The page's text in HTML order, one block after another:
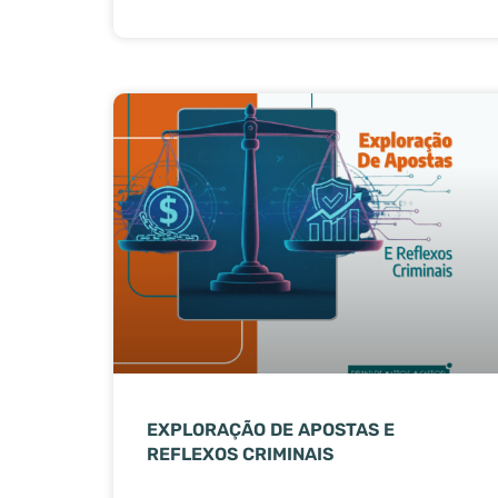
EXPLORAÇÃO DE APOSTAS E
REFLEXOS CRIMINAIS